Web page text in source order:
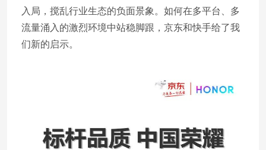
入局，搅乱行业生态的负面景象。如何在多平台、多
流量涌入的激烈环境中站稳脚跟，京东和快手给了我
们新的启示。